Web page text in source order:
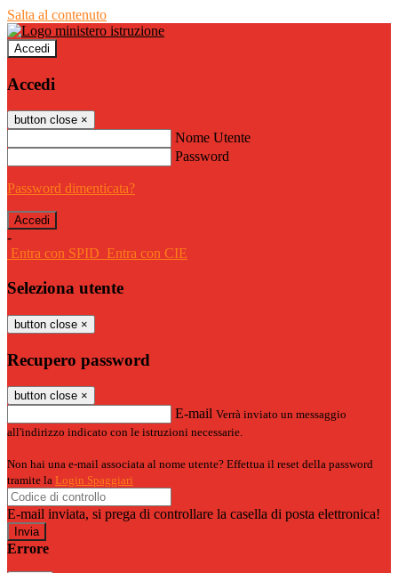
Salta al contenuto
Accedi
Accedi
button close ×
Nome Utente
Password
Password dimenticata?
-
Entra con SPID Entra con CIE
Seleziona utente
button close ×
Recupero password
button close ×
E-mail Verrà inviato un messaggio
all'indirizzo indicato con le istruzioni necessarie.
Non hai una e-mail associata al nome utente? Effettua il reset della password
tramite la Login Spaggiari
E-mail inviata, si prega di controllare la casella di posta elettronica!
Errore